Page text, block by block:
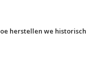
herstellen we historisch